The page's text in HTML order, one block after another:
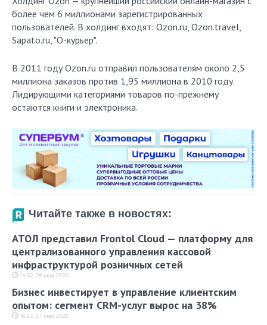
более чем 6 миллионами зарегистрированных
пользователей. В холдинг входят: Ozon.ru, Ozon.travel,
Sapato.ru, "О-курьер".
В 2011 году Ozon.ru отправил пользователям около 2,5
миллиона заказов против 1,95 миллиона в 2010 году.
Лидирующими категориями товаров по-прежнему
остаются книги и электроника.
Читайте также в новостях:
АТОЛ представил Frontol Cloud — платформу для
централизованного управления кассовой
инфраструктурой розничных сетей
14:52, 28 мая 2026
Бизнес инвестирует в управление клиентским
опытом: сегмент CRM-услуг вырос на 38%
16:23, 27 мая 2026